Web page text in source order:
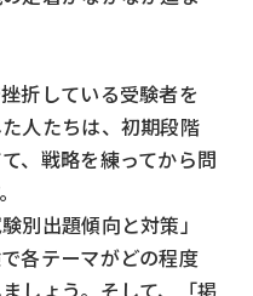
折している受験者を
人たちは、初期段階
、戦略を練ってから問
別出題傾向と対策」
各テーマがどの程度
しょう。そして、「掲